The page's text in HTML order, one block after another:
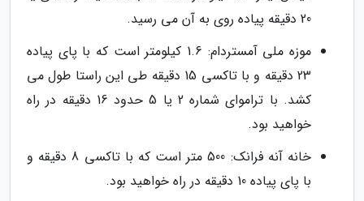
20 دقیقه پیاده روی به آن می رسید.
موزه ملی آمستردام: 1.6 کیلومتر است که با پای پیاده
23 دقیقه و با تاکسی 15 دقیقه طی این راستا طول می
کشد. با تراموای شماره 2 یا 5 حدود 16 دقیقه در راه
خواهید بود.
خانه آنه فرانک: 500 متر است که با تاکسی 8 دقیقه و
با پای پیاده 10 دقیقه در راه خواهید بود.